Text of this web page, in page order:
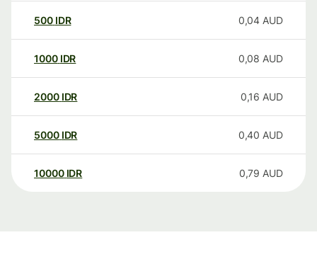
500 IDR 0,04 AUD
1000 IDR 0,08 AUD
2000 IDR 0,16 AUD
5000 IDR 0,40 AUD
10000 IDR 0,79 AUD